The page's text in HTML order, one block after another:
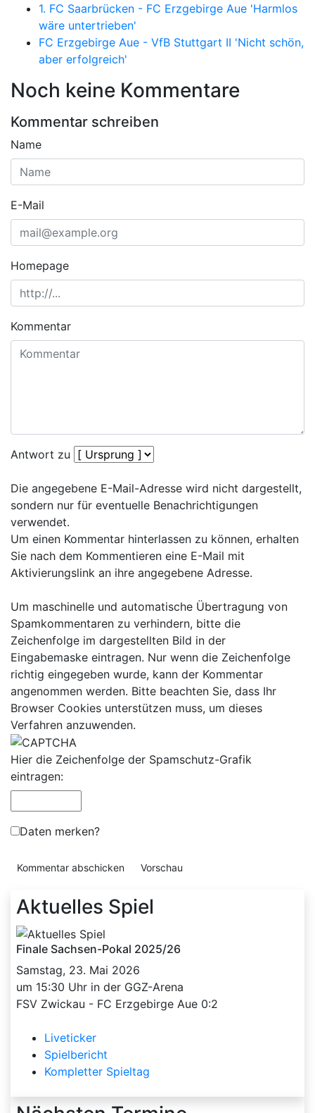
1. FC Saarbrücken - FC Erzgebirge Aue 'Harmlos
wäre untertrieben'
FC Erzgebirge Aue - VfB Stuttgart II 'Nicht schön,
aber erfolgreich'
Noch keine Kommentare
Kommentar schreiben
Name
E-Mail
Homepage
Kommentar
Antwort zu
Die angegebene E-Mail-Adresse wird nicht dargestellt,
sondern nur für eventuelle Benachrichtigungen
verwendet.
Um einen Kommentar hinterlassen zu können, erhalten
Sie nach dem Kommentieren eine E-Mail mit
Aktivierungslink an ihre angegebene Adresse.
Um maschinelle und automatische Übertragung von
Spamkommentaren zu verhindern, bitte die
Zeichenfolge im dargestellten Bild in der
Eingabemaske eintragen. Nur wenn die Zeichenfolge
richtig eingegeben wurde, kann der Kommentar
angenommen werden. Bitte beachten Sie, dass Ihr
Browser Cookies unterstützen muss, um dieses
Verfahren anzuwenden.
Hier die Zeichenfolge der Spamschutz-Grafik
eintragen:
Daten merken?
Aktuelles Spiel
Finale Sachsen-Pokal 2025/26
Samstag, 23. Mai 2026
um 15:30 Uhr in der GGZ-Arena
FSV Zwickau - FC Erzgebirge Aue 0:2
Liveticker
Spielbericht
Kompletter Spieltag